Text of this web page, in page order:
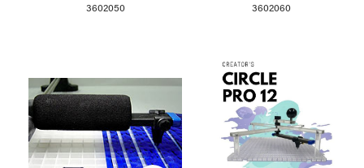
3602050 3602060